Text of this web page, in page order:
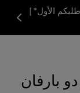
10% على طلبكم الأول* |
بارفان